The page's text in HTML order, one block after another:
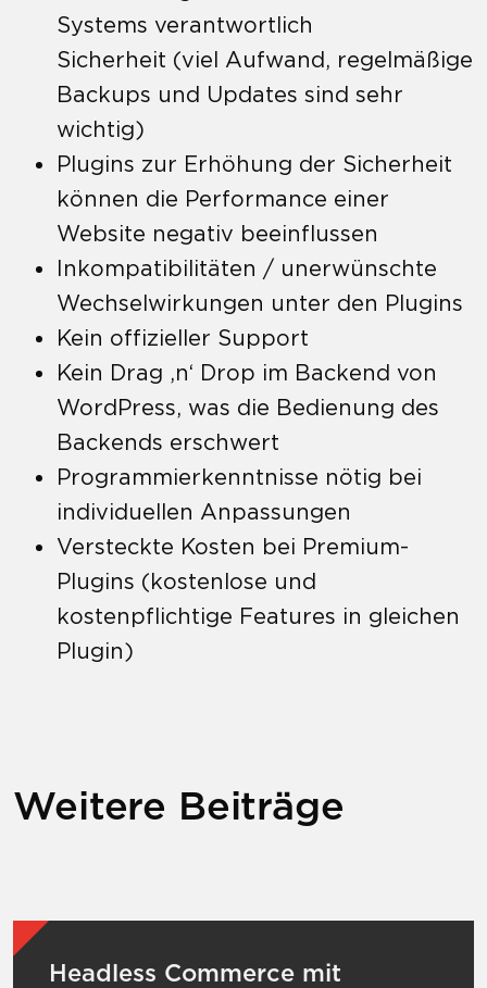
Systems verantwortlich
Sicherheit (viel Aufwand, regelmäßige
Backups und Updates sind sehr
wichtig)
Plugins zur Erhöhung der Sicherheit
können die Performance einer
Website negativ beeinflussen
Inkompatibilitäten / unerwünschte
Wechselwirkungen unter den Plugins
Kein offizieller Support
Kein Drag ‚n‘ Drop im Backend von
WordPress, was die Bedienung des
Backends erschwert
Programmierkenntnisse nötig bei
individuellen Anpassungen
Versteckte Kosten bei Premium-
Plugins (kostenlose und
kostenpflichtige Features in gleichen
Plugin)
Weitere Beiträge
Headless Commerce mit
Mehr zu Headless Commerce mit